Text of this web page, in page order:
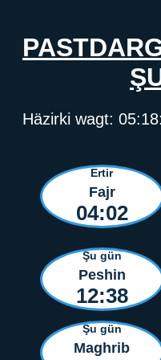
Häzirki wagt:
Ertir
Fajr
04:02
Şu gün
Peshin
12:38
Şu gün
Maghrib